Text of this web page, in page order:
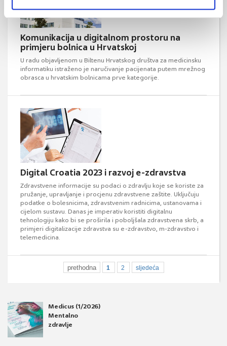
Komunikacija u digitalnom prostoru na
primjeru bolnica u Hrvatskoj
U radu objavljenom u Biltenu Hrvatskog društva za medicinsku
informatiku istraženo je naručivanje pacijenata putem mrežnog
obrasca u hrvatskim bolnicama prve kategorije.
Digital Croatia 2023 i razvoj e-zdravstva
Zdravstvene informacije su podaci o zdravlju koje se koriste za
pružanje, upravljanje i procjenu zdravstvene zaštite. Uključuju
podatke o bolesnicima, zdravstvenim radnicima, ustanovama i
cijelom sustavu. Danas je imperativ koristiti digitalnu
tehnologiju kako bi se proširila i poboljšala zdravstvena skrb, a
primjeri digitalizacije zdravstva su e-zdravstvo, m-zdravstvo i
telemedicina.
prethodna 1 2 sljedeća
Medicus (1/2026)
Mentalno
zdravlje